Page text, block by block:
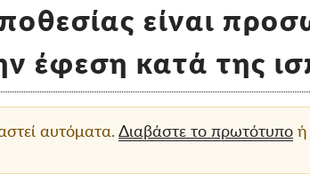
είναι
έφεση κατά της
αυτόματα. Διαβάστε το πρωτότυπο ή